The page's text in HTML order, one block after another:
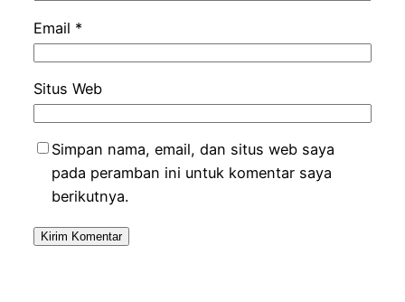
Email *
Situs Web
Simpan nama, email, dan situs web saya
pada peramban ini untuk komentar saya
berikutnya.